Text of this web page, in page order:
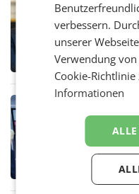
APA-
im Juli
Das
Politiker
im
LOS
den
der
verbessern.
unserer
Verwendung
Cookie-
Informationen